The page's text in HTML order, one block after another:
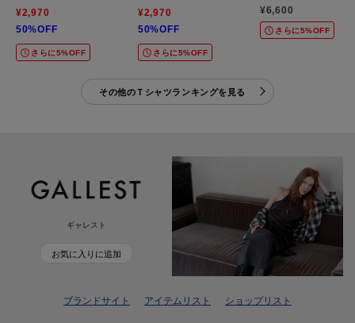
¥2,970
50%OFF
さらに5%OFF
¥2,970
50%OFF
さらに5%OFF
¥6,600
さらに5%OFF
その他のＴシャツランキングを見る
ギャレスト
お気に入りに追加
ブランドサイト アイテムリスト ショップリスト